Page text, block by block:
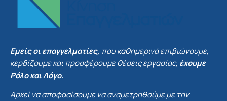
Εμείς οι επαγγελματίες, που καθημερινά επιβιώνουμε,
κερδίζουμε και προσφέρουμε θέσεις εργασίας, έχουμε
Ρόλο και Λόγο.
Αρκεί να αποφασίσουμε να αναμετρηθούμε με την